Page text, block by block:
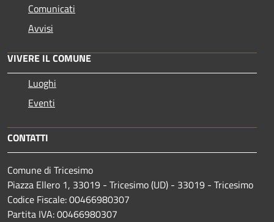
Comunicati
Avvisi
VIVERE IL COMUNE
Luoghi
Eventi
CONTATTI
Comune di Tricesimo
Piazza Ellero 1, 33019 - Tricesimo (UD) - 33019 - Tricesimo
Codice Fiscale: 00466980307
Partita IVA: 00466980307